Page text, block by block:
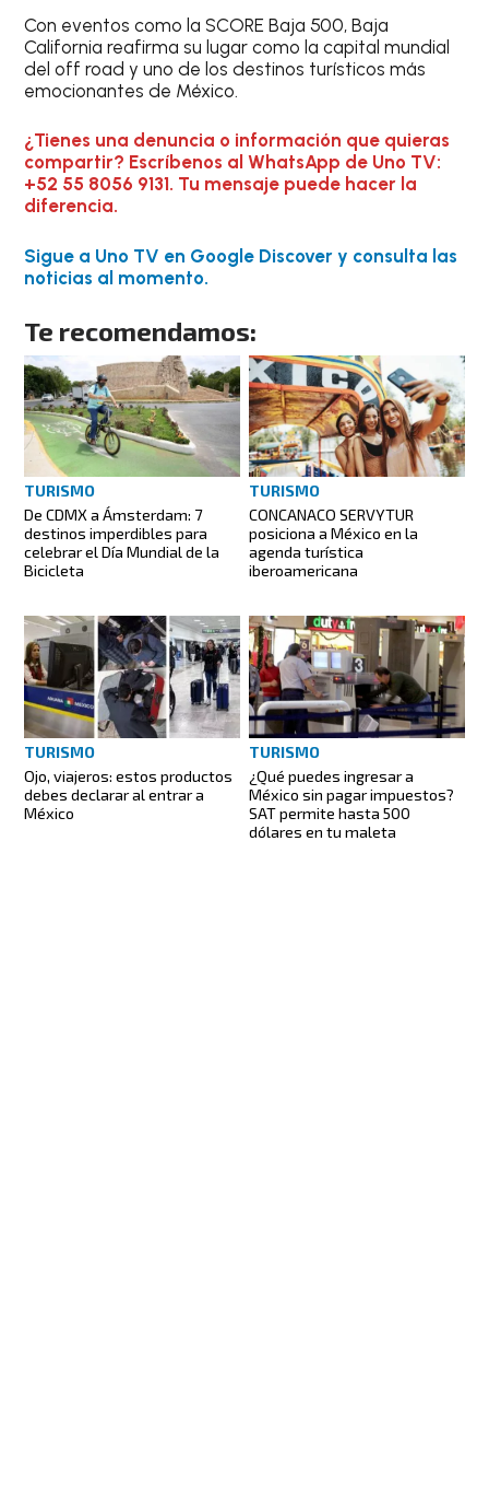
Con eventos como la SCORE Baja 500, Baja
California reafirma su lugar como la capital mundial
del off road y uno de los destinos turísticos más
emocionantes de México.
¿Tienes una denuncia o información que quieras
compartir? Escríbenos al WhatsApp de Uno TV:
+52 55 8056 9131. Tu mensaje puede hacer la
diferencia.
Sigue a Uno TV en Google Discover y consulta las
noticias al momento.
Te recomendamos:
TURISMO
De CDMX a Ámsterdam: 7
destinos imperdibles para
celebrar el Día Mundial de la
Bicicleta
TURISMO
CONCANACO SERVYTUR
posiciona a México en la
agenda turística
iberoamericana
TURISMO
Ojo, viajeros: estos productos
debes declarar al entrar a
México
TURISMO
¿Qué puedes ingresar a
México sin pagar impuestos?
SAT permite hasta 500
dólares en tu maleta